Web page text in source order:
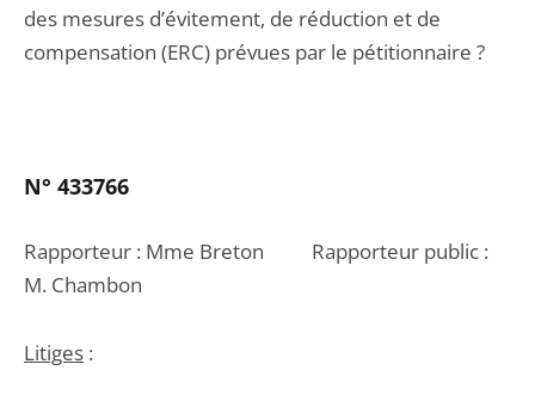
des mesures d’évitement, de réduction et de
compensation (ERC) prévues par le pétitionnaire ?
N° 433766
Rapporteur : Mme Breton Rapporteur public :
M. Chambon
Litiges :